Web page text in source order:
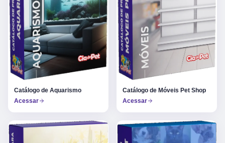
Catálogo de Aquarismo
Acessar
Catálogo de Móveis Pet Shop
Acessar